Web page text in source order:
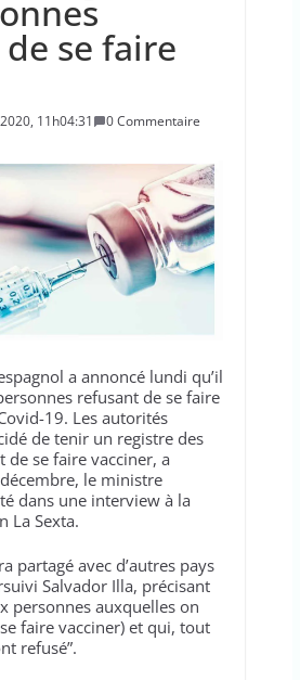
l’incendie en Gironde
insoumise exprime
face à la
la DJ Barbara Butch
politiques.
chômage
se faire
11h04:31
0 Commentaire
a annoncé lundi qu’il
refusant de se faire
19. Les autorités
de tenir un registre des
de se faire vacciner, a
le ministre
dans une interview à la
La Sexta.
partagé avec d’autres pays
Salvador Illa, précisant
personnes auxquelles on
faire vacciner) et qui, tout
refusé”.